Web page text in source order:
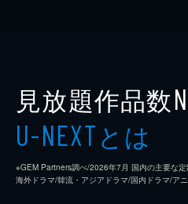
見放題作品数
U-NEXTとは
※GEM Partners調べ/2026年7⽉ 国内の主要な
海外ドラマ/韓流・アジアドラマ/国内ドラマ/ア